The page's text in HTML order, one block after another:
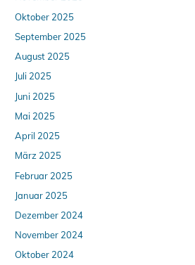
Oktober 2025
September 2025
August 2025
Juli 2025
Juni 2025
Mai 2025
April 2025
März 2025
Februar 2025
Januar 2025
Dezember 2024
November 2024
Oktober 2024